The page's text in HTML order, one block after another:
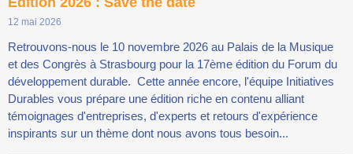
12 mai 2026
Retrouvons-nous le 10 novembre 2026 au Palais de la Musique
et des Congrès à Strasbourg pour la 17ème édition du Forum du
développement durable. Cette année encore, l'équipe Initiatives
Durables vous prépare une édition riche en contenu alliant
témoignages d'entreprises, d'experts et retours d'expérience
inspirants sur un thème dont nous avons tous besoin...